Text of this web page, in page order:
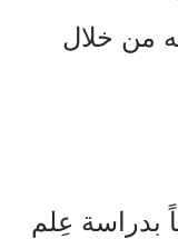
من خلال
بدراسة عِلم